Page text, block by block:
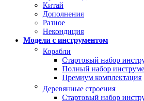
Китай
Дополнения
Разное
Некондиция
Модели с инструментом
Корабли
Стартовый набор
Полный набор
Премиум комплектация
Деревянные строения
Стартовый набор